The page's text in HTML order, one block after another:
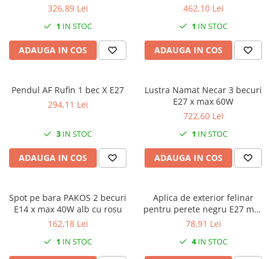
326,89 Lei
1 IN STOC
ADAUGA IN COS
462,10 Lei
1 IN STOC
ADAUGA IN COS
Pendul AF Rufin 1 bec X E27
294,11 Lei
3 IN STOC
ADAUGA IN COS
Lustra Namat Necar 3 becuri
E27 x max 60W
722,60 Lei
1 IN STOC
ADAUGA IN COS
Spot pe bara PAKOS 2 becuri
E14 x max 40W alb cu rosu
162,18 Lei
1 IN STOC
Aplica de exterior felinar
pentru perete negru E27 max
60W 195x180mm IP44
78,91 Lei
4IN STOC